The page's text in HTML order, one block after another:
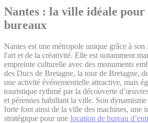
Nantes : la ville idéale pour
bureaux
Nantes est une métropole unique grâce à son
l'art et de la créativité. Elle est notamment
empreinte culturelle avec des monuments
des Ducs de Bretagne, la tour de Bretagne,
une activité événementielle attractive, mais
touristique rythmé par la découverte
et pérennes habillant la ville. Son
forte font ainsi de la ville des machines, une
stratégique pour une location de bureau